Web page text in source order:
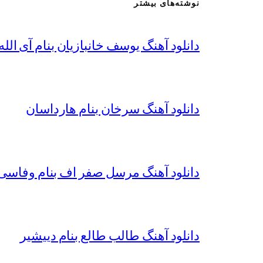
نوشته‌های بیشتر
دانلود آهنگ یوسف خانبازیان بنام آی
دانلود آهنگ سرخان بنام هارداسان
دانلود آهنگ مرسل صفر اف بنام
دانلود آهنگ طالب طالع بنام دییشیر